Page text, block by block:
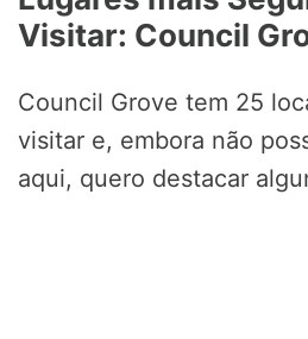
Visitar: Council
Council Grove tem 25
visitar e, embora não
aqui, quero destacar